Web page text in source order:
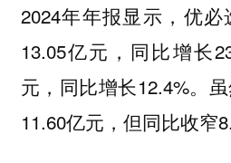
2024年年报显示，优
13.05亿元，同比增长
元，同比增长12.4%。
11.60亿元，但同比收窄